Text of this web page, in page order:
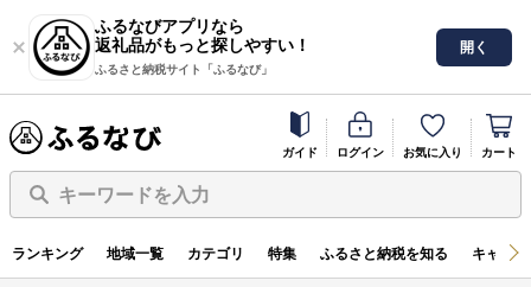
ふるなびアプリなら
返礼品がもっと探しやすい！
ふるさと納税サイト「ふるなび」
開く
ガイド ログイン お気に入り カート
キーワードを入力
ランキング 地域一覧 カテゴリ 特集 ふるさと納税を知る キャン